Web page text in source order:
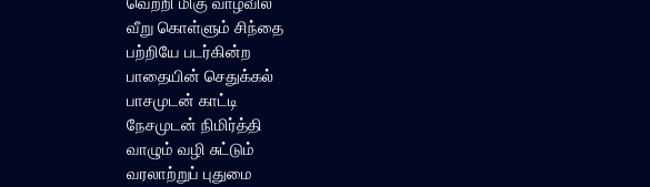
வீறு கொள்ளும் சிந்தை
பற்றியே படர்கின்ற
பாதையின் செதுக்கல்
பாசமுடன் காட்டி
நேசமுடன் நிமிர்த்தி
வாழும் வழி சுட்டும்
வரலாற்றுப் புதுமை